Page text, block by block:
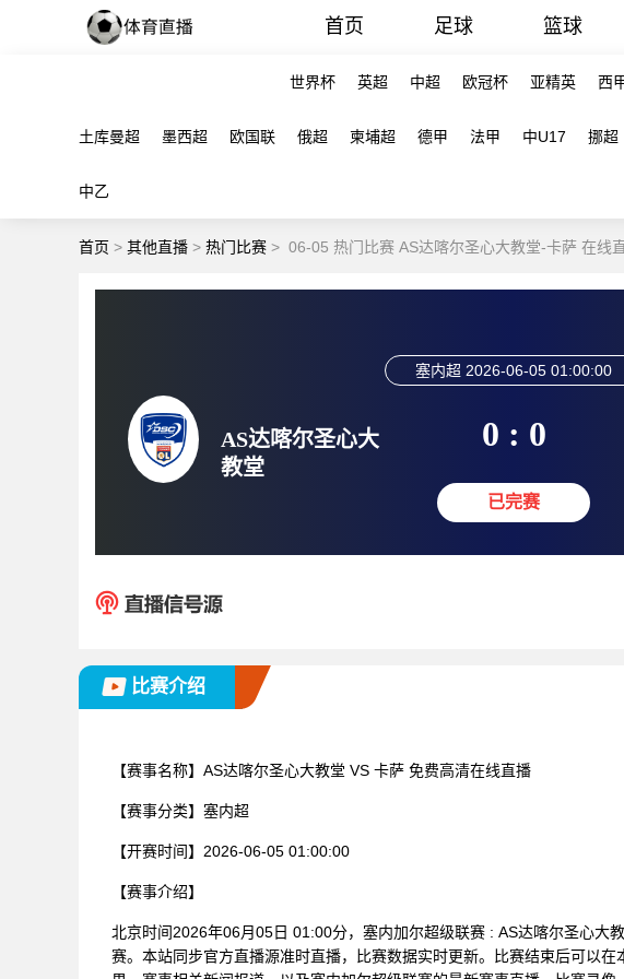
首页 足球 篮球
世界杯 英超 中超 欧冠杯 亚精英 西
土库曼超 墨西超 欧国联 俄超 柬埔超 德甲 法甲 中U17 挪超
中乙
首页 > 其他直播 > 热门比赛 > 06-05 热门比赛 AS达喀尔圣心大教堂-卡萨 在线
AS达喀尔圣心大
教堂
塞内超 2026-06-05 01:00:00
0 : 0
已完赛
比赛介绍
【赛事名称】 AS达喀尔圣心大教堂 VS 卡萨 免费高清在线直播
【赛事分类】 塞内超
【开赛时间】 2026-06-05 01:00:00
【赛事介绍】
北京时间2026年06月05日 01:00分，塞内加尔超级联赛 : AS达喀尔圣心大
赛。本站同步官方直播源准时直播，比赛数据实时更新。比赛结束后可以